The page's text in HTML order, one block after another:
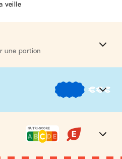
veille
une portion
447 kcal
8 g
€€€
recettes à -2 € par portion
entre 2 € et 4 € par portion